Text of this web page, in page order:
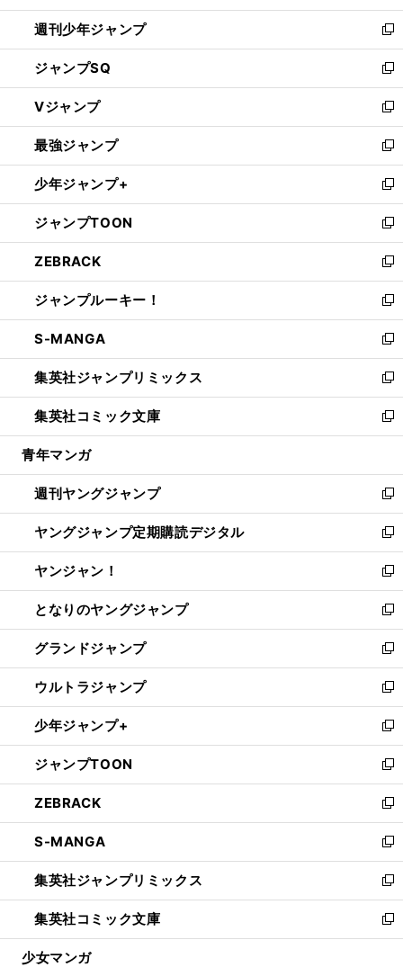
開
く
週刊少年ジャンプ
新
し
い
ウ
ィ
ン
ド
ウ
で
開
く
ジャンプSQ
新
し
い
ウ
ィ
ン
ド
ウ
で
開
く
Vジャンプ
新
し
い
ウ
ィ
ン
ド
ウ
で
開
く
最強ジャンプ
新
し
い
ウ
ィ
ン
ド
ウ
で
開
く
少年ジャンプ+
新
し
い
ウ
ィ
ン
ド
ウ
で
開
く
ジャンプTOON
新
し
い
ウ
ィ
ン
ド
ウ
で
開
く
ZEBRACK
新
し
い
ウ
ィ
ン
ド
ウ
で
開
ジャンプルーキー！
新
し
い
ウ
ィ
ン
ド
ウ
開
く
S-MANGA
新
し
い
ウ
ィ
ン
ウ
で
開
く
集英社ジャンプリミックス
新
し
い
ウ
ン
ド
ウ
で
開
く
集英社コミック文庫
新
し
ウ
ィ
ン
ド
ウ
で
開
く
青年マンガ
週刊ヤングジャンプ
新
し
い
ウ
ィ
ン
ド
ウ
で
開
く
ヤングジャンプ定期購読デジタル
新
し
い
ウ
ィ
ン
ド
ウ
で
開
く
ヤンジャン！
新
し
い
ウ
ィ
ン
ド
ウ
で
開
く
となりのヤングジャンプ
新
し
い
ウ
ィ
ン
ド
ウ
で
開
く
グランドジャンプ
新
し
い
ウ
ィ
ン
ド
ウ
で
開
く
ウルトラジャンプ
新
し
い
ウ
ィ
ン
ド
ウ
で
開
く
少年ジャンプ+
新
し
い
ウ
ィ
ン
ド
ウ
で
開
く
ジャンプTOON
新
し
い
ウ
ィ
ン
ド
ウ
で
開
ZEBRACK
新
し
い
ウ
ィ
ン
ド
ウ
S-MANGA
新
し
い
ウ
ィ
ン
集英社ジャンプリミックス
新
し
い
ウ
集英社コミック文庫
新
し
少女マンガ